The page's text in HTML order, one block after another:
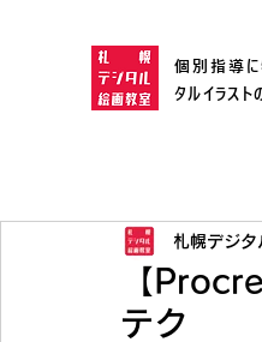
個別指導に
タルイラス
【
テク
札幌デジタ